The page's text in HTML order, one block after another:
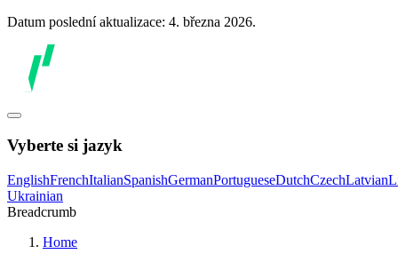
Datum poslední aktualizace: 4. března 2026.
Vyberte si jazyk
EnglishFrenchItalianSpanishGermanPortugueseDutchCzechLatvian
Ukrainian
Breadcrumb
Home